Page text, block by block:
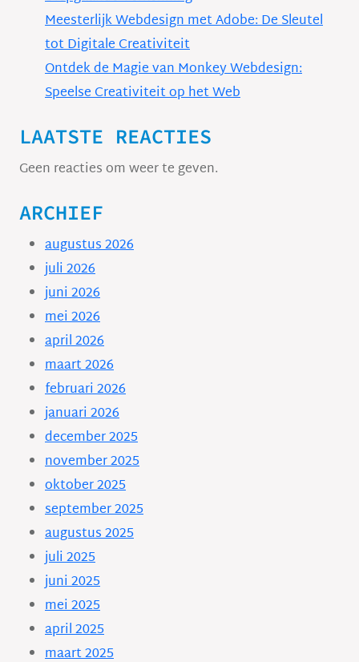
Meesterlijk Webdesign met Adobe: De Sleutel
tot Digitale Creativiteit
Ontdek de Magie van Monkey Webdesign:
Speelse Creativiteit op het Web
LAATSTE REACTIES
Geen reacties om weer te geven.
ARCHIEF
augustus 2026
juli 2026
juni 2026
mei 2026
april 2026
maart 2026
februari 2026
januari 2026
december 2025
november 2025
oktober 2025
september 2025
augustus 2025
juli 2025
juni 2025
mei 2025
april 2025
maart 2025